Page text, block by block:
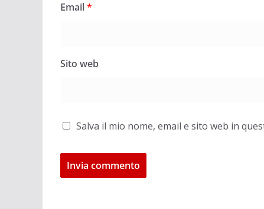
Email*
Sito web
Salva il mio nome, email e sito web in